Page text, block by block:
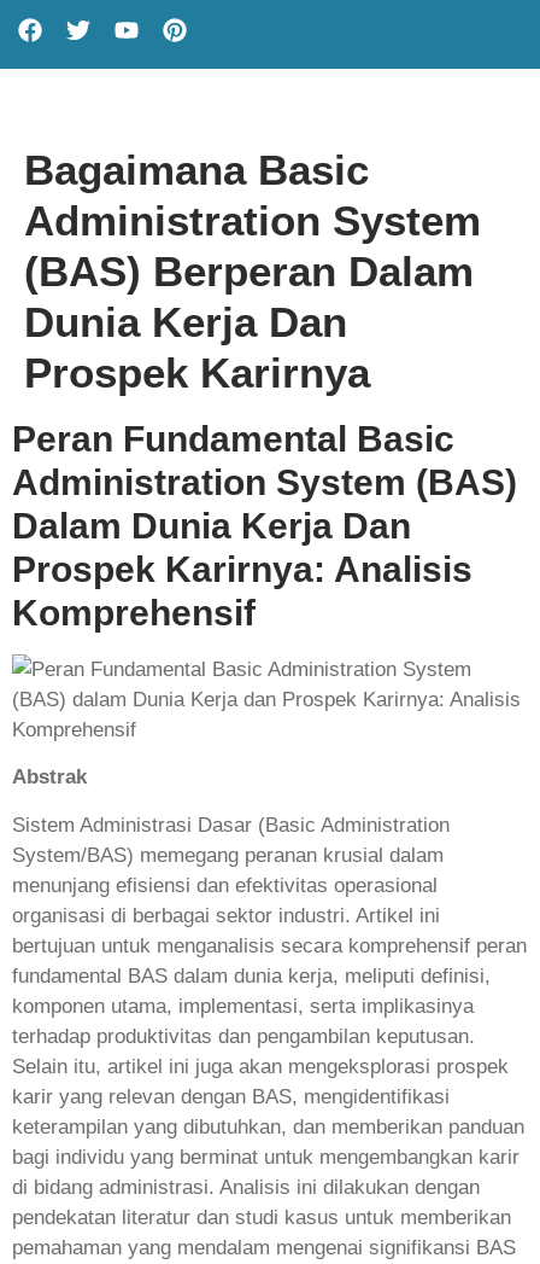
Bagaimana Basic
Administration System
(BAS) Berperan Dalam
Dunia Kerja Dan
Prospek Karirnya
Peran Fundamental Basic
Administration System (BAS)
Dalam Dunia Kerja Dan
Prospek Karirnya: Analisis
Komprehensif
Abstrak
Sistem Administrasi Dasar (Basic Administration
System/BAS) memegang peranan krusial dalam
menunjang efisiensi dan efektivitas operasional
organisasi di berbagai sektor industri. Artikel ini
bertujuan untuk menganalisis secara komprehensif peran
fundamental BAS dalam dunia kerja, meliputi definisi,
komponen utama, implementasi, serta implikasinya
terhadap produktivitas dan pengambilan keputusan.
Selain itu, artikel ini juga akan mengeksplorasi prospek
karir yang relevan dengan BAS, mengidentifikasi
keterampilan yang dibutuhkan, dan memberikan panduan
bagi individu yang berminat untuk mengembangkan karir
di bidang administrasi. Analisis ini dilakukan dengan
pendekatan literatur dan studi kasus untuk memberikan
pemahaman yang mendalam mengenai signifikansi BAS